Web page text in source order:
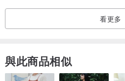
➡️自取(取件)地址 : 新北市板橋區文化
運站，步行約10分鐘內。
看更多
與此商品相似